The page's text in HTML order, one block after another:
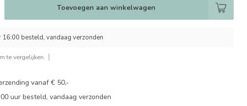
Toevoegen aan winkelwagen
16:00 besteld, vandaag verzonden
te vergelijken
vanaf € 50,-
uur besteld, vandaag verzonden